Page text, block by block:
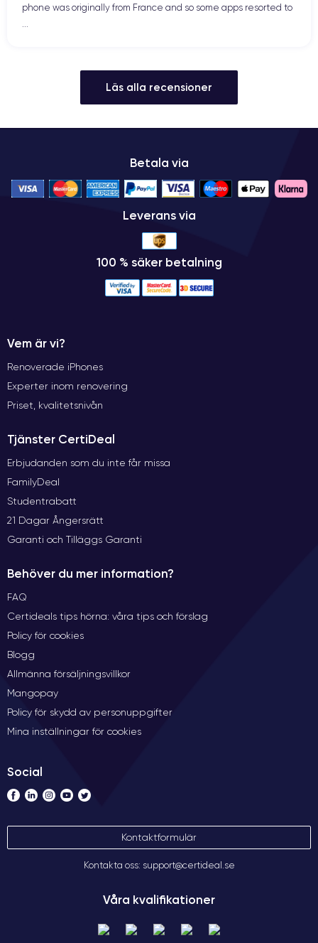
phone was originally from France and so some apps resorted to
Läs alla recensioner
Betala via
Leverans via
100 % säker betalning
Vem är vi?
Renoverade iPhones
Experter inom renovering
Priset, kvalitetsnivån
Tjänster CertiDeal
Erbjudanden som du inte får missa
FamilyDeal
Studentrabatt
21 Dagar Ångersrätt
Garanti och Tilläggs Garanti
Behöver du mer information?
FAQ
Certideals tips hörna: våra tips och förslag
Policy för cookies
Blogg
Allmänna försäljningsvillkor
Mangopay
Policy för skydd av personuppgifter
Mina inställningar för cookies
Social
Kontaktformulär
Kontakta oss: support@certideal.se
Våra kvalifikationer